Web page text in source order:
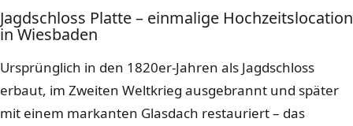
Jagdschloss Platte – einmalige Hochzeitslocation
in Wiesbaden
Ursprünglich in den 1820er-Jahren als Jagdschloss
erbaut, im Zweiten Weltkrieg ausgebrannt und später
mit einem markanten Glasdach restauriert – das